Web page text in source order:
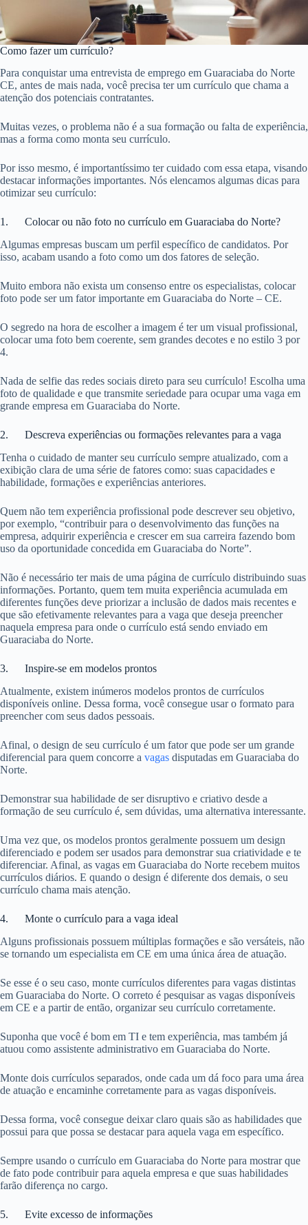
Como fazer um currículo?
Para conquistar uma entrevista de emprego em Guaraciaba do Norte
CE, antes de mais nada, você precisa ter um currículo que chama a
atenção dos potenciais contratantes.
Muitas vezes, o problema não é a sua formação ou falta de experiência,
mas a forma como monta seu currículo.
Por isso mesmo, é importantíssimo ter cuidado com essa etapa, visando
destacar informações importantes. Nós elencamos algumas dicas para
otimizar seu currículo:
1. Colocar ou não foto no currículo em Guaraciaba do Norte?
Algumas empresas buscam um perfil específico de candidatos. Por
isso, acabam usando a foto como um dos fatores de seleção.
Muito embora não exista um consenso entre os especialistas, colocar
foto pode ser um fator importante em Guaraciaba do Norte – CE.
O segredo na hora de escolher a imagem é ter um visual profissional,
colocar uma foto bem coerente, sem grandes decotes e no estilo 3 por
4.
Nada de selfie das redes sociais direto para seu currículo! Escolha uma
foto de qualidade e que transmite seriedade para ocupar uma vaga em
grande empresa em Guaraciaba do Norte.
2. Descreva experiências ou formações relevantes para a vaga
Tenha o cuidado de manter seu currículo sempre atualizado, com a
exibição clara de uma série de fatores como: suas capacidades e
habilidade, formações e experiências anteriores.
Quem não tem experiência profissional pode descrever seu objetivo,
por exemplo, “contribuir para o desenvolvimento das funções na
empresa, adquirir experiência e crescer em sua carreira fazendo bom
uso da oportunidade concedida em Guaraciaba do Norte”.
Não é necessário ter mais de uma página de currículo distribuindo suas
informações. Portanto, quem tem muita experiência acumulada em
diferentes funções deve priorizar a inclusão de dados mais recentes e
que são efetivamente relevantes para a vaga que deseja preencher
naquela empresa para onde o currículo está sendo enviado em
Guaraciaba do Norte.
3. Inspire-se em modelos prontos
Atualmente, existem inúmeros modelos prontos de currículos
disponíveis online. Dessa forma, você consegue usar o formato para
preencher com seus dados pessoais.
Afinal, o design de seu currículo é um fator que pode ser um grande
diferencial para quem concorre a vagas disputadas em Guaraciaba do
Norte.
Demonstrar sua habilidade de ser disruptivo e criativo desde a
formação de seu currículo é, sem dúvidas, uma alternativa interessante.
Uma vez que, os modelos prontos geralmente possuem um design
diferenciado e podem ser usados para demonstrar sua criatividade e te
diferenciar. Afinal, as vagas em Guaraciaba do Norte recebem muitos
currículos diários. E quando o design é diferente dos demais, o seu
currículo chama mais atenção.
4. Monte o currículo para a vaga ideal
Alguns profissionais possuem múltiplas formações e são versáteis, não
se tornando um especialista em CE em uma única área de atuação.
Se esse é o seu caso, monte currículos diferentes para vagas distintas
em Guaraciaba do Norte. O correto é pesquisar as vagas disponíveis
em CE e a partir de então, organizar seu currículo corretamente.
Suponha que você é bom em TI e tem experiência, mas também já
atuou como assistente administrativo em Guaraciaba do Norte.
Monte dois currículos separados, onde cada um dá foco para uma área
de atuação e encaminhe corretamente para as vagas disponíveis.
Dessa forma, você consegue deixar claro quais são as habilidades que
possui para que possa se destacar para aquela vaga em específico.
Sempre usando o currículo em Guaraciaba do Norte para mostrar que
de fato pode contribuir para aquela empresa e que suas habilidades
farão diferença no cargo.
5. Evite excesso de informações